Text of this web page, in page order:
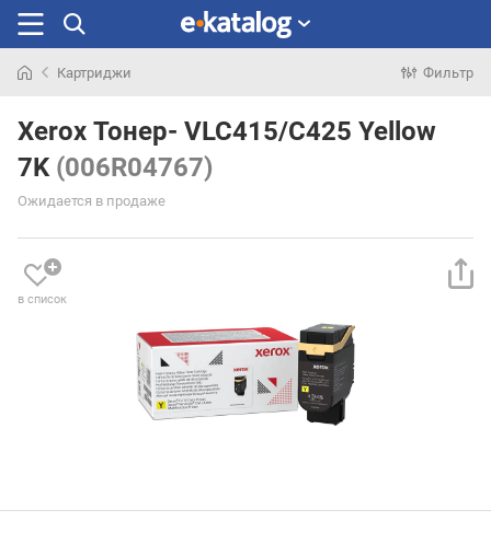
раньше
Картриджи Фильтр
Xerox Тонер- VLC415/C425 Yellow
7K (006R04767)
Ожидается в продаже
в список